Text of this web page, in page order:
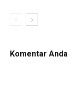
Komentar Anda